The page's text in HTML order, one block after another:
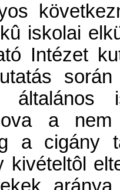
iskolai
Intézet
a
a cigány
kivételtôl